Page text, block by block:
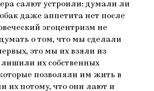
салют устроили: думали ли
даже аппетита нет после
эгоцентризм не
о том, что мы сделали
это мы их взяли из
их собственных
позволяли им жить в
их потому, что они лают и